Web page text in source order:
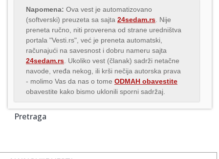
Napomena: Ova vest je automatizovano
(softverski) preuzeta sa sajta 24sedam.rs . Nije
preneta ručno, niti proverena od strane uredništva
portala "Vesti.rs", već je preneta automatski,
računajući na savesnost i dobru nameru sajta
24sedam.rs . Ukoliko vest (članak) sadrži netačne
navode, vređa nekog, ili krši nečija autorska prava
- molimo Vas da nas o tome ODMAH obavestite
obavestite kako bismo uklonili sporni sadržaj.
Pretraga